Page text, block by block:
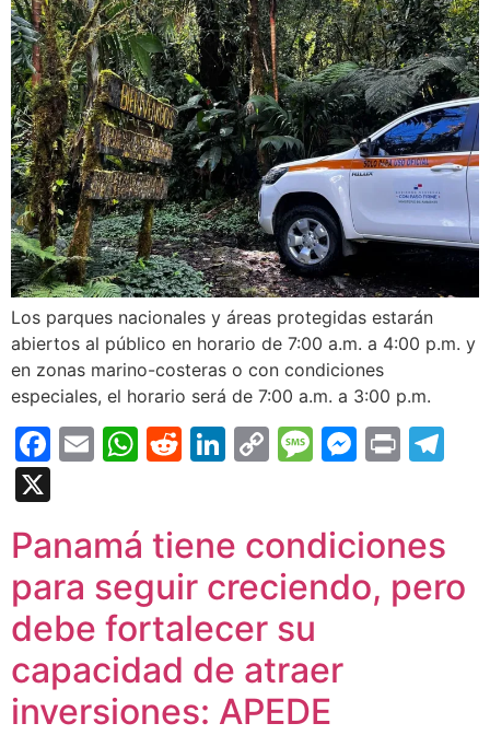
Los parques nacionales y áreas protegidas estarán
abiertos al público en horario de 7:00 a.m. a 4:00 p.m. y
en zonas marino-costeras o con condiciones
especiales, el horario será de 7:00 a.m. a 3:00 p.m.
Facebook
EmailWhatsApp
Reddit
LinkedIn
CopyMessage
Print
Panamá tiene condiciones
para seguir creciendo, pero
debe fortalecer su
capacidad de atraer
inversiones: APEDE